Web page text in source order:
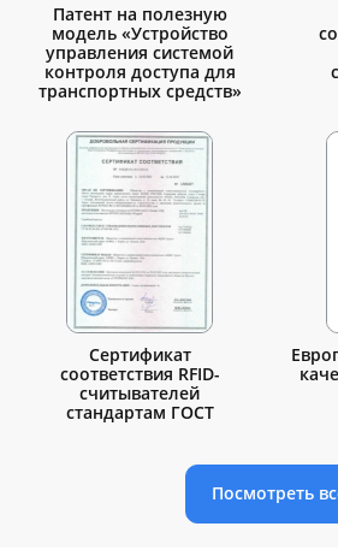
Патент на полезную
модель «Устройство
управления системой
контроля доступа для
транспортных средств»
Сертификат
соответствия RFID-
считывателей
стандартам ГОСТ
Посмотреть